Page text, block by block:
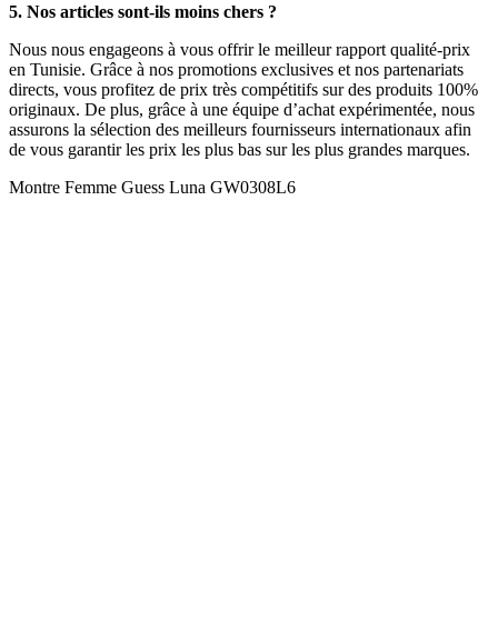
5. Nos articles sont-ils moins chers ?
Nous nous engageons à vous offrir le meilleur rapport qualité-prix
en Tunisie. Grâce à nos promotions exclusives et nos partenariats
directs, vous profitez de prix très compétitifs sur des produits 100%
originaux. De plus, grâce à une équipe d’achat expérimentée, nous
assurons la sélection des meilleurs fournisseurs internationaux afin
de vous garantir les prix les plus bas sur les plus grandes marques.
Montre Femme Guess Luna GW0308L6